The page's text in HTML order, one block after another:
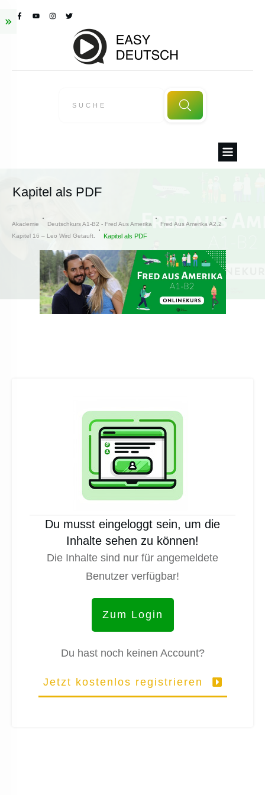
Kapitel als PDF
Akademie Deutschkurs A1-B2 - Fred Aus Amerika
Fred Aus Amerika A2.2
Kapitel 16 – Leo Wird Getauft.
Kapitel als PDF
Du musst eingeloggt sein, um die
Inhalte sehen zu können!
Die Inhalte sind nur für angemeldete
Benutzer verfügbar!
Zum Login
Du hast noch keinen Account?
Jetzt kostenlos registrieren